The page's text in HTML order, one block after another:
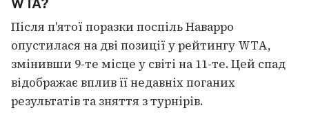
Після п'ятої поразки поспіль Наварро
опустилася на дві позиції у рейтингу WTA,
змінивши 9-те місце у світі на 11-те. Цей спад
відображає вплив її недавніх поганих
результатів та зняття з турнірів.